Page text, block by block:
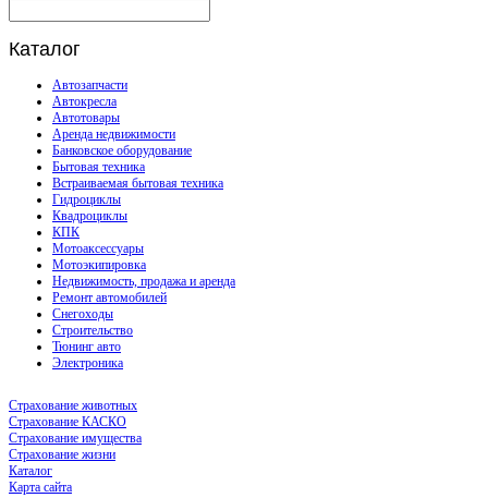
Каталог
Автозапчасти
Автокресла
Автотовары
Аренда недвижимости
Банковское оборудование
Бытовая техника
Встраиваемая бытовая техника
Гидроциклы
Квадроциклы
КПК
Мотоаксессуары
Мотоэкипировка
Недвижимость, продажа и аренда
Ремонт автомобилей
Снегоходы
Строительство
Тюнинг авто
Электроника
Страхование животных
Страхование КАСКО
Страхование имущества
Страхование жизни
Каталог
Карта сайта